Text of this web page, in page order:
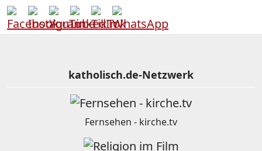
katholisch.de-Netzwerk
Fernsehen - kirche.tv